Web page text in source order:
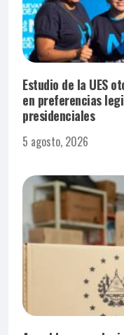
Estudio de la UES
en preferencias
presidenciales
5 agosto, 2026